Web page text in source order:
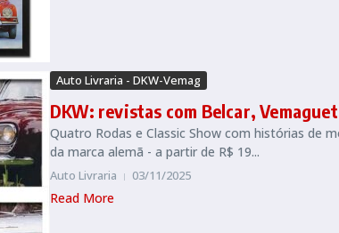
Auto Livraria - DKW-Vemag
DKW: revistas com Belcar,
Quatro Rodas e Classic Show com histórias de
da marca alemã - a partir de R$ 19...
Auto Livraria 03/11/2025
Read More